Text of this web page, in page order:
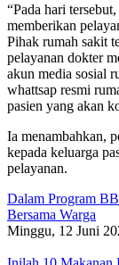
“Pada hari
memberikan
Pihak rumah sakit
pelayanan dokter
akun media sosial
whattsap resmi
pasien yang akan
Ia menambahkan,
kepada keluarga
pelayanan.
Dalam Program
Bersama Warga
Minggu, 12 Juni